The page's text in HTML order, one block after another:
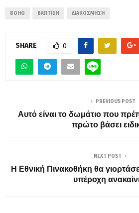
BOHO ΒΆΠΤΙΣΗ ΔΙΑΚΌΣΜΗΣΗ
SHARE 0
PREVIOUS POST
Αυτό είναι το δωμάτιο που
πρώτο βάσει
NEXT POST
Η Εθνική Πινακοθήκη θα
υπέροχη